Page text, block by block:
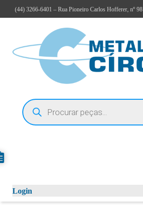
(44) 3266-6401 – Rua Pioneiro Carlos Hofferer, nº 98
Login